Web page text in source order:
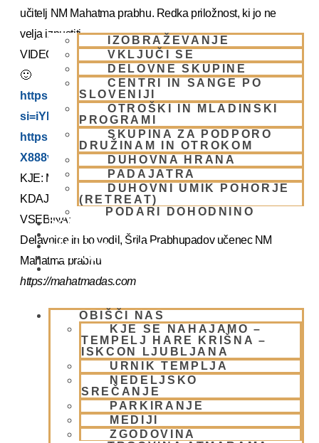
IZOBRAŽEVANJE
VKLJUČI SE
DELOVNE SKUPINE
CENTRI IN SANGE PO
SLOVENIJI
OTROŠKI IN MLADINSKI
PROGRAMI
SKUPINA ZA PODPORO
DRUŽINAM IN OTROKOM
DUHOVNA HRANA
PADAJATRA
DUHOVNI UMIK POHORJE
(RETREAT)
PODARI DOHODNINO
DONIRAJ
KOLEDAR
VAŠA VPRAŠANJA
PIŠI NAM
BLOG
OBIŠČI NAS
KJE SE NAHAJAMO –
TEMPELJ HARE KRIŠNA –
ISKCON LJUBLJANA
URNIK TEMPLJA
NEDELJSKO
SREČANJE
PARKIRANJE
MEDIJI
ZGODOVINA
učitelj NM Mahatma prabhu. Redka priložnost, ki jo ne
velja izpustiti.
VIDEO REPORTAŽE IZ PREJŠNIH UMIKOV – KLIKNI
🙂
https://youtu.be/mVmx_h4mTCc?
si=iYB7KXEdqz7Nz2is
https://youtu.be/AziuZJyrho4?si=Zr5a_H8Hj-
X888vW
KJE: Mladinski dom na Smolniku (mariborsko Pohorje)
KDAJ: 29.7.- 2.8.2025 (od torka do sobote)
VSEBINA:
Delavnice in bo vodil, Šrila Prabhupadov učenec NM
Mahatma prabhu
https://mahatmadas.com
DODAJ V KOLEDAR